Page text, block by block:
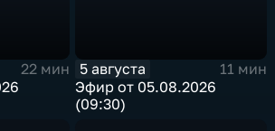
22 мин
5 августа
11 мин
Эфир от 05.08.2026
(09:30)